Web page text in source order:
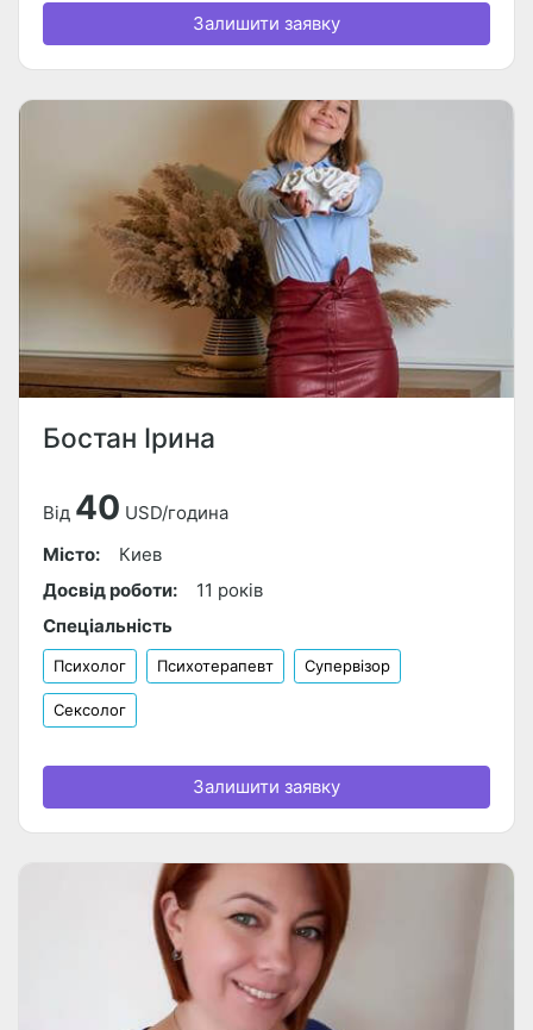
Залишити заявку
Бостан Ірина
Від 40 USD/година
Місто:
Киев
Досвід роботи:
11 років
Спеціальність
Психолог Психотерапевт Супервізор
Сексолог
Залишити заявку